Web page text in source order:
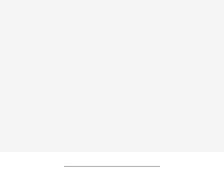
----------------------------------------------------------------